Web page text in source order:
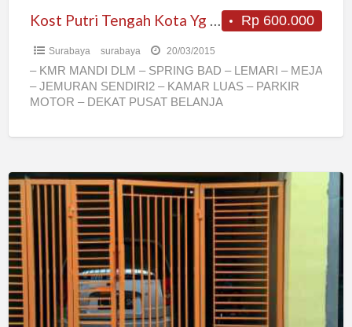
Rp 600.000
Kost Putri Tengah Kota Yg Nyaman
Surabaya surabaya 20/03/2015
– KMR MANDI DLM – SPRING BAD – LEMARI – MEJA
– JEMURAN SENDIRI2 – KAMAR LUAS – PARKIR
MOTOR – DEKAT PUSAT BELANJA
Kos
Nyaman
Tenang
Sby
Utara
Pusat
Timur